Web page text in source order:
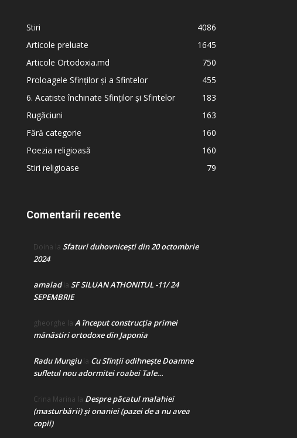
Stiri
4086
Articole preluate
1645
Articole Ortodoxia.md
750
Proloagele Sfinților și a Sfintelor
455
6. Acatiste închinate Sfinților și Sfintelor
183
Rugăciuni
163
Fără categorie
160
Poezia religioasă
160
Stiri religioase
79
Comentarii recente
Doina la Sfaturi duhovnicești din 20 octombrie
2024
amaladla SF SILUAN ATHONITUL -11/ 24
SEPEMBRIE
gheorghe la A început construcţia primei
mănăstiri ortodoxe din Japonia
Radu Mungiula Cu Sfinții odihnește Doamne
sufletul nou adormitei roabei Tale…
Crina Marina la Despre păcatul malahiei
(masturbării) şi onaniei (pazei de a nu avea
copii)